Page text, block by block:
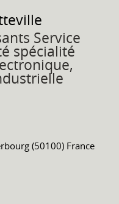
Service
spécialité
(50100) France